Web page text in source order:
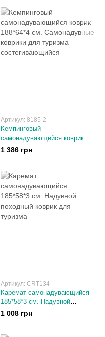
Артикул: 8185-2
Кемпинговый
самонадувающийся коврик
188*64*4 см. Самонадувные
коврики для туризма
1 386 грн
Артикул: CRT134
Каремат самонадувающийся
185*58*3 см. Надувной
походный коврик для туризма
1 008 грн